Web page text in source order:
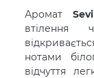
Аромат
втілення
нотами
відчуття